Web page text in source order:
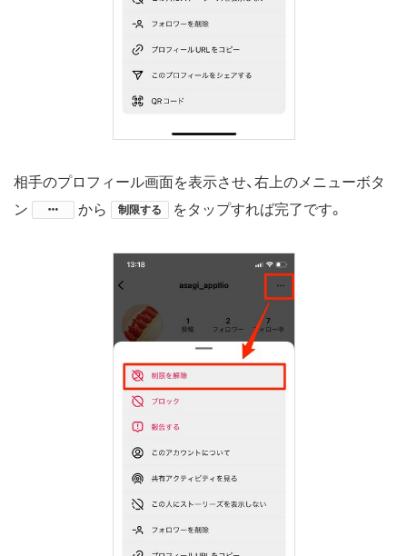
相手のプロフィール画面を表示させ、右上のメニューボタ
ン
​から 制限する をタップすれば完了です。